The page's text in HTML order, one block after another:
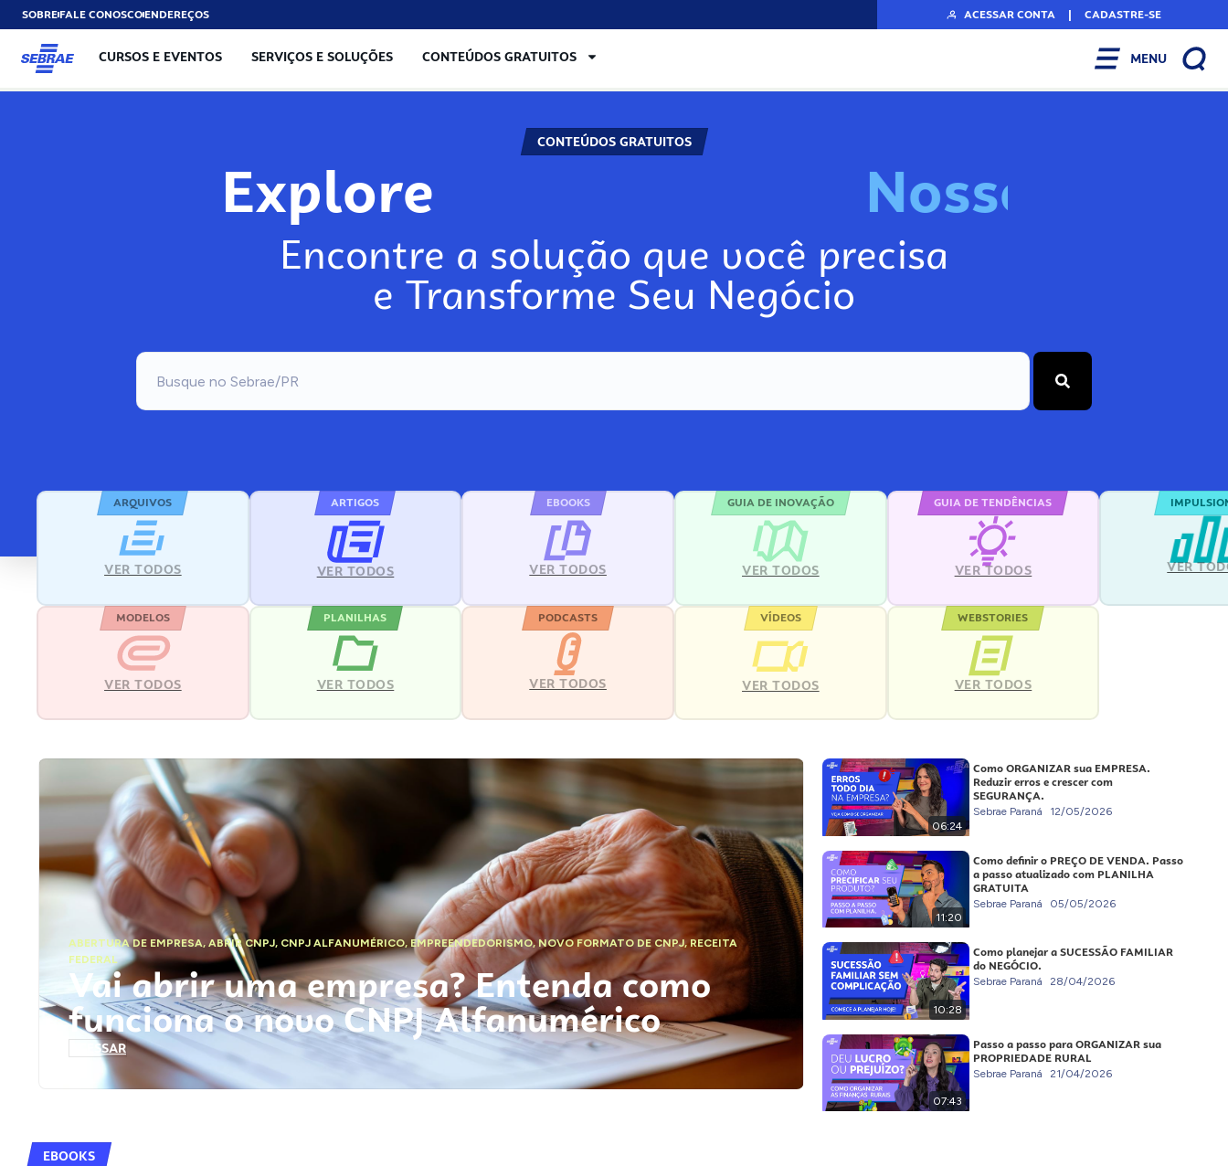
SOBREFALE CONOSCOENDEREÇOS ACESSAR CONTA | CADASTRE-SE
CURSOS E EVENTOS SERVIÇOS E SOLUÇÕES CONTEÚDOS GRATUITOS MENU
CONTEÚDOS GRATUITOS
Explore Nosso
Encontre a solução que você precisa
e Transforme Seu Negócio
ARQUIVOS
VER TODOS
ARTIGOS
VER TODOS
EBOOKS
VER TODOS
GUIA DE INOVAÇÃO
VER TODOS
GUIA DE TENDÊNCIAS
VER TODOS VER
MODELOS
VER TODOS
PLANILHAS
VER TODOS
PODCASTS
VER TODOS
VÍDEOS
VER TODOS
WEBSTORIES
VER TODOS
ABERTURA DE EMPRESA,ABRIR CNPJ, CNPJ ALFANUMÉRICO, EMPREENDEDORISMO,NOVO FORMATO DE CNPJ,RECEITA
FEDERAL
Vai abrir uma empresa? Entenda como
funciona o novo CNPJ Alfanumérico
ACESSAR
06:24
Como ORGANIZAR sua EMPRESA.
Reduzir erros e crescer com
SEGURANÇA.
Sebrae Paraná 12/05/2026
11:20
Como definir o PREÇO DE VENDA. Passo
a passo atualizado com PLANILHA
GRATUITA
Sebrae Paraná 05/05/2026
10:28
Como planejar a SUCESSÃO FAMILIAR
do NEGÓCIO.
Sebrae Paraná 28/04/2026
07:43
Passo a passo para ORGANIZAR sua
PROPRIEDADE RURAL
Sebrae Paraná 21/04/2026
EBOOKS